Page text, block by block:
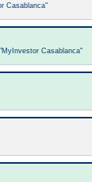
Casablanca"
Casablanca"